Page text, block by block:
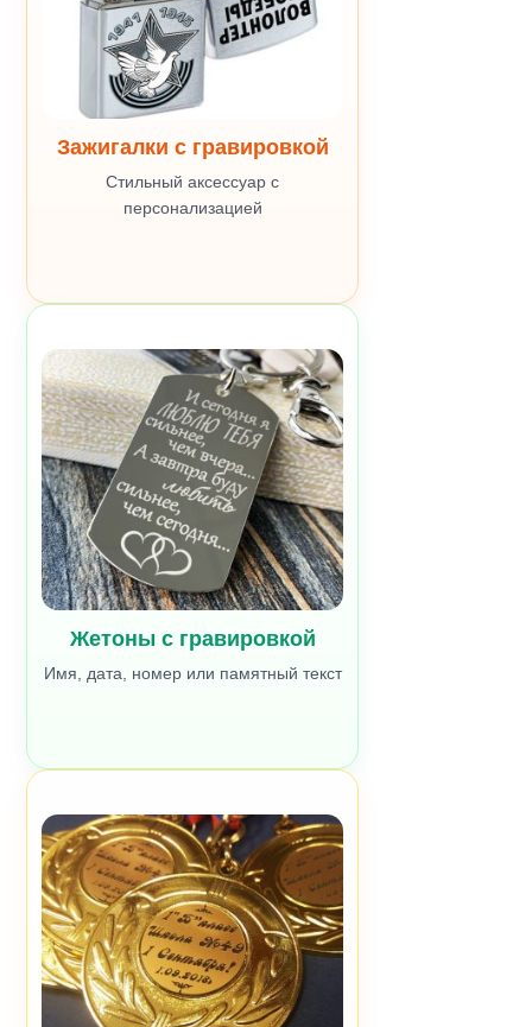
Зажигалки с гравировкой
Стильный аксессуар с
персонализацией
Жетоны с гравировкой
Имя, дата, номер или памятный текст